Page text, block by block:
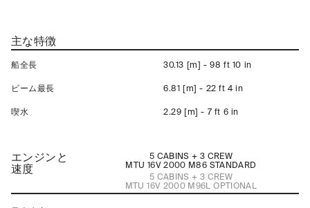
主な特徴
船全長 30.13 [m] - 98 ft 10 in
ビーム最長 6.81 [m] - 22 ft 4 in
喫水 2.29 [m] - 7 ft 6 in
エンジンと
速度
5 CABINS + 3 CREW
MTU 16V 2000 M86 STANDARD
5 CABINS + 3 CREW
MTU 16V 2000 M96LOPTIONAL